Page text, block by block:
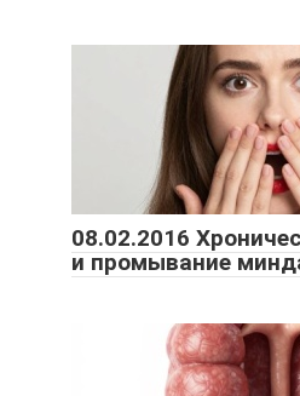
08.02.2016
и промывание